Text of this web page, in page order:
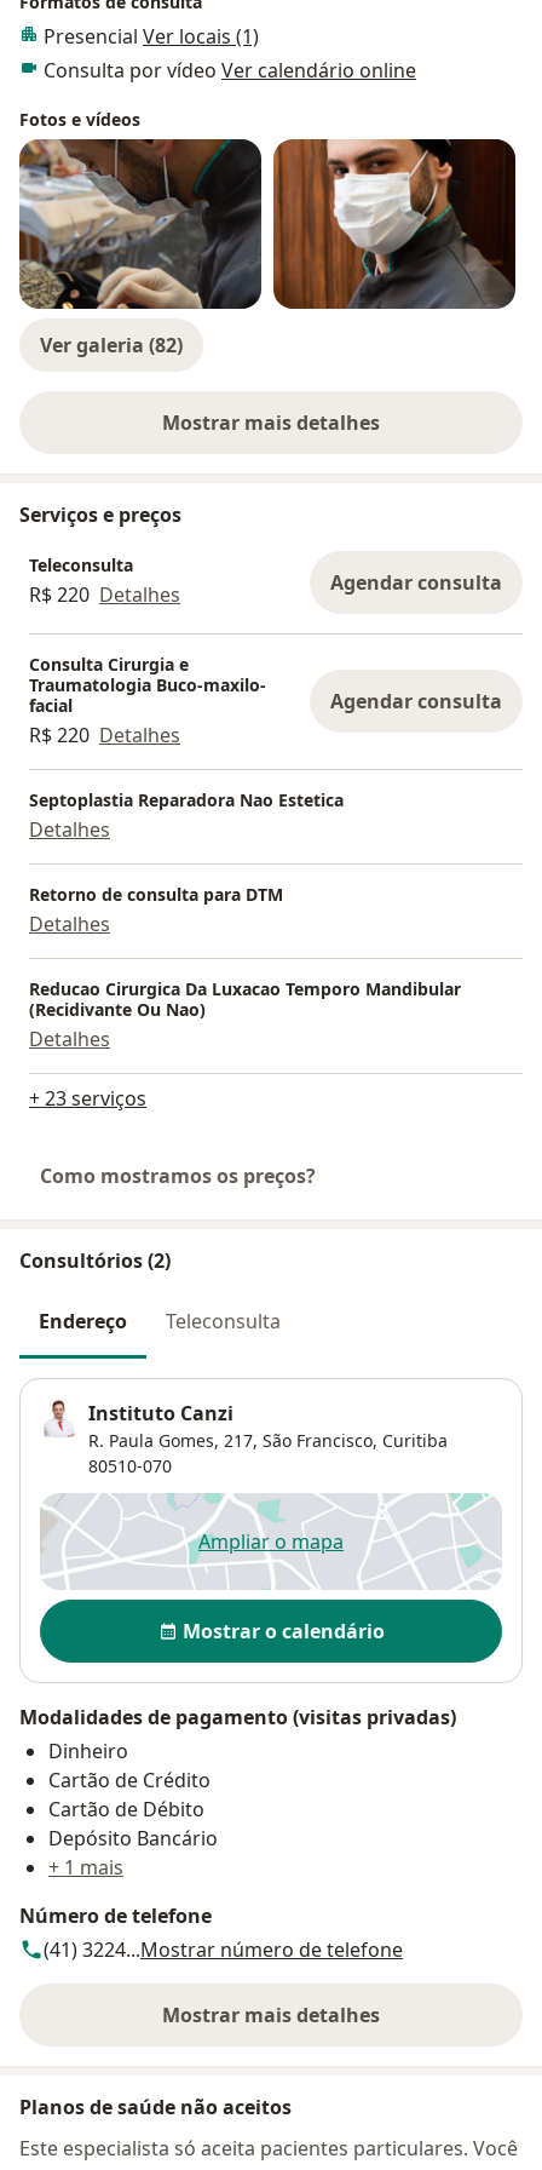
Presencial Ver locais (1)
Consulta por vídeo Ver calendário online
Fotos e vídeos
Ver galeria (82)
Mostrar mais detalhes
sobre a experiência
Serviços e preços
Teleconsulta
R$ 220 Detalhes Agendar consulta
Consulta Cirurgia e
Traumatologia Buco-maxilo-
facial
R$ 220 Detalhes
Agendar consulta
Septoplastia Reparadora Nao Estetica
Detalhes
Retorno de consulta para DTM
Detalhes
Reducao Cirurgica Da Luxacao Temporo Mandibular
(Recidivante Ou Nao)
Detalhes
+ 23 serviços
Como mostramos os preços?
Consultórios (2)
Endereço Teleconsulta
Instituto Canzi
R. Paula Gomes, 217, São Francisco, Curitiba
80510-070
Ampliar o mapaabre num novo separador
Disponibilidade
Mostrar o calendário
Modalidades de pagamento (visitas privadas)
Dinheiro
Cartão de Crédito
Cartão de Débito
Depósito Bancário
+ 1 mais
Número de telefone
(41) 3224...Mostrar número de telefone
Mostrar mais detalhes
sobre o endereço
Planos de saúde não aceitos
Este especialista só aceita pacientes particulares. Você